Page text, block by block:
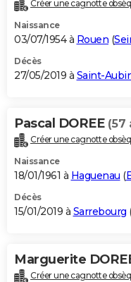
Créer une cagnotte
Naissance
03/07/1954 à Rouen (
Décès
27/05/2019 à Saint-
Pascal DOREE (57
Créer une cagnotte
Naissance
18/01/1961 à Haguenau (
Décès
15/01/2019 à Sarrebourg
Marguerite
Créer une cagnotte